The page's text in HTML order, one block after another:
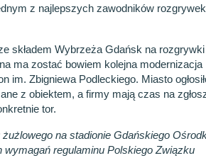
z najlepszych zawodników
składem Wybrzeża Gdańsk na rozgrywki
ma zostać bowiem kolejna modernizacja
im. Zbigniewa Podleckiego. Miasto
z obiektem, a firmy mają czas na
tor.
na stadionie Gdańskiego
regulaminu Polskiego Związku